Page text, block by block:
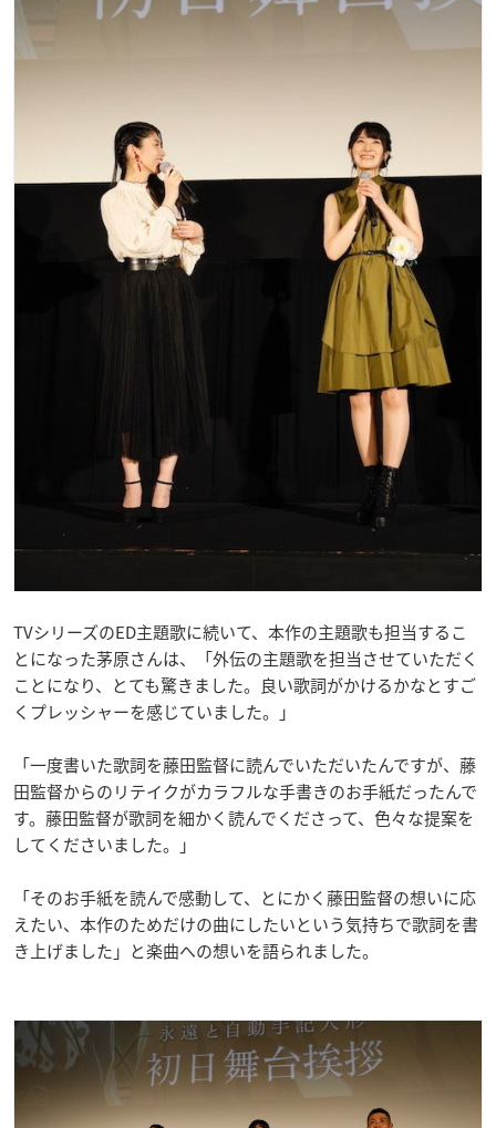
TVシリーズのED主題歌に続いて、本作の主題歌も担当するこ
とになった茅原さんは、「外伝の主題歌を担当させていただく
ことになり、とても驚きました。良い歌詞がかけるかなとすご
くプレッシャーを感じていました。」
「一度書いた歌詞を藤田監督に読んでいただいたんですが、藤
田監督からのリテイクがカラフルな手書きのお手紙だったんで
す。藤田監督が歌詞を細かく読んでくださって、色々な提案を
してくださいました。」
「そのお手紙を読んで感動して、とにかく藤田監督の想いに応
えたい、本作のためだけの曲にしたいという気持ちで歌詞を書
き上げました」と楽曲への想いを語られました。